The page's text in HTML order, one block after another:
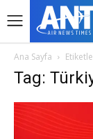
Ana Sayfa
Tag: